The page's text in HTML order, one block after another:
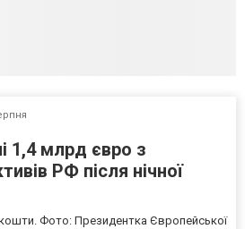
1,4 млрд євро з
РФ після нічної
Фото: Президентка Європейської